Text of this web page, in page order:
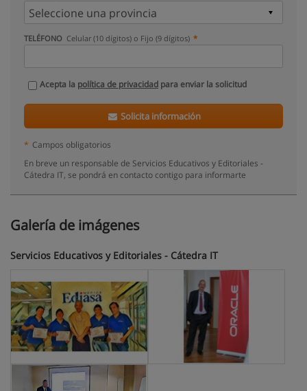
TELÉFONO Celular (10 dígitos) o Fijo (9 dígitos)
Acepta la política de privacidad para enviar la solicitud
Solicita información
* Campos obligatorios
En breve un responsable de Servicios Educativos y Editoriales -
Cátedra IT, se pondrá en contacto contigo para informarte
Galería de imágenes
Servicios Educativos y Editoriales - Cátedra IT